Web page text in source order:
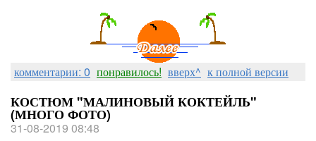
комментарии: 0 понравилось! вверх^ к полной версии
КОСТЮМ "МАЛИНОВЫЙ КОКТЕЙЛЬ"
(МНОГО ФОТО)
31-08-2019 08:48